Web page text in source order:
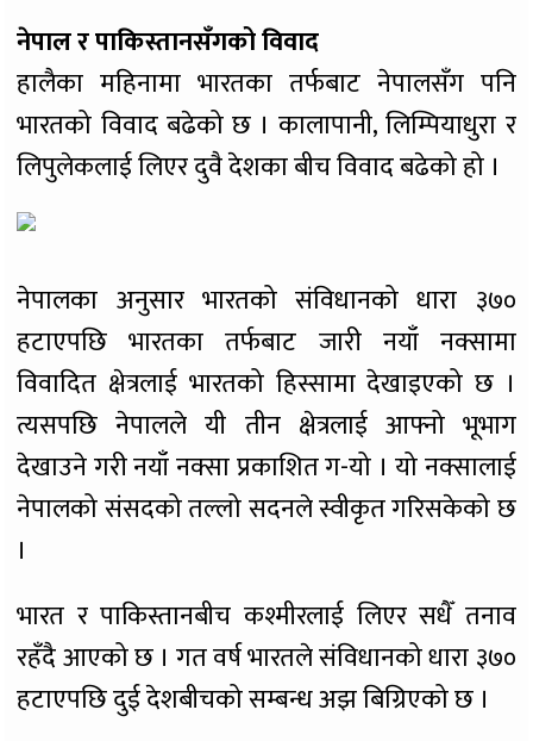
नेपाल र पाकिस्तानसँगको विवाद
हालैका महिनामा भारतका तर्फबाट नेपालसँग पनि
भारतको विवाद बढेको छ । कालापानी, लिम्पियाधुरा र
लिपुलेकलाई लिएर दुवै देशका बीच विवाद बढेको हो ।
नेपालका अनुसार भारतको संविधानको धारा ३७०
हटाएपछि भारतका तर्फबाट जारी नयाँ नक्सामा
विवादित क्षेत्रलाई भारतको हिस्सामा देखाइएको छ ।
त्यसपछि नेपालले यी तीन क्षेत्रलाई आफ्नो भूभाग
देखाउने गरी नयाँ नक्सा प्रकाशित ग-यो । यो नक्सालाई
नेपालको संसदको तल्लो सदनले स्वीकृत गरिसकेको छ
।
भारत र पाकिस्तानबीच कश्मीरलाई लिएर सधैँ तनाव
रहँदै आएको छ । गत वर्ष भारतले संविधानको धारा ३७०
हटाएपछि दुई देशबीचको सम्बन्ध अझ बिग्रिएको छ ।